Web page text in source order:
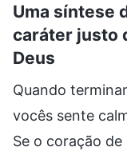
Uma síntese
caráter justo
Deus
Quando
vocês sente
Se o coração